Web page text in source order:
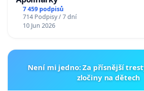
7 459 podpisů
714 Podpisy / 7 dní
10 Jun 2026
Není mi jedno: Za přísnější
zločiny na dětech